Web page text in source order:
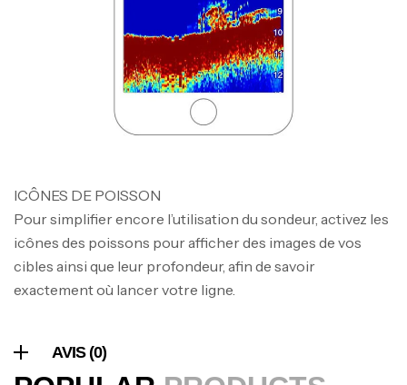
ICÔNES DE POISSON
Pour simplifier encore l’utilisation du sondeur, activez les
icônes des poissons pour afficher des images de vos
cibles ainsi que leur profondeur, afin de savoir
exactement où lancer votre ligne.
AVIS (0)
Foureau Kalli Kunnan Funda 1.70m
Expanded
Surfcasting
د.ت420,000
د.ت
Volant 3 Branches Inox T26S/35
Accastillage bateau ,Accessoires bateaux
د.ت367,000
د.ت215,000